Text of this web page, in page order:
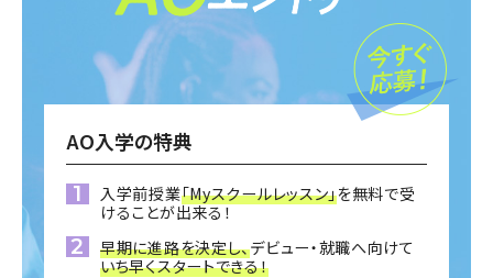
AO入学の特典
入学前授業「Myスクールレッスン」を無料で受
けることが出来る！
早期に進路を決定し、デビュー・就職へ向けて
いち早くスタートできる！